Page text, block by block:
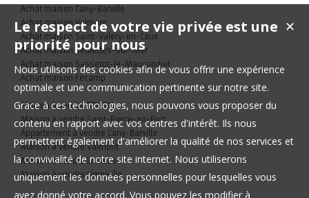
Achat maison Cany-Barville
Achat maison Valmont
Achat maison Saint-Valery-en-Caux
Achat maison Veulettes-sur-Mer
Achat maison Sassetot-le-Mauconduit
Achat maison Fécamp
Maison à vendre ETRETAT
Maison à vendre Saint-Pierre-en-Port
Appartement à vendre Cany-Barville
Maison à vendre Valmont
Maison à vendre Le Tilleul
Maison à vendre Limpiville
✕
Le respect de votre vie privée est une
priorité pour nous
Nous utilisons des cookies afin de vous offrir une expérience
optimale et une communication pertinente sur notre site.
Grace à ces technologies, nous pouvons vous proposer du
contenu en rapport avec vos centres d'intérêt. Ils nous
permettent également d'améliorer la qualité de nos services et
la convivialité de notre site internet. Nous utiliserons
uniquement les données personnelles pour lesquelles vous
avez donné votre accord. Vous pouvez les modifier à